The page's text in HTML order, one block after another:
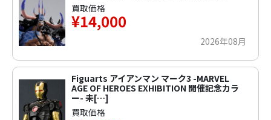
買取価格
¥14,000
2026年08月
Figuarts アイアンマン マーク3 -MARVEL
AGE OF HEROES EXHIBITION 開催記念カラ
ー- 未[…]
買取価格